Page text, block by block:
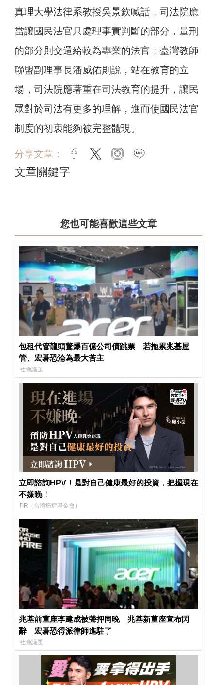
真理大學法律系教授吳景欽喊話，司法院應
當讓國民法官只處理事實判斷的部分，量刑
的部分則交還給較為專業的法官；臺灣教師
聯盟副理事長潘威佑則說，站在教育的立
場，司法院應著重在司法教育的提升，讓民
眾對於司法有更多的理解，進而使國民法官
制度的初衷能夠被完整體現。
分享文章： facebook
twitter instagram
文章關鍵字
您也可能喜歡這些文章
包租代管龍頭驚爆百億公司債跳票 若拖累兆基屋
管、宏碁恐淪為最大苦主
社會議題
立即諮詢HPV！是對自己健康最好的投資，把握現在
不嫌晚！
PR（台灣癌症基金會）
兆基前董座李建成被聲押同晚 兆基新董座宣布閃
辭 宏碁恐得派律師進駐了
社會議題